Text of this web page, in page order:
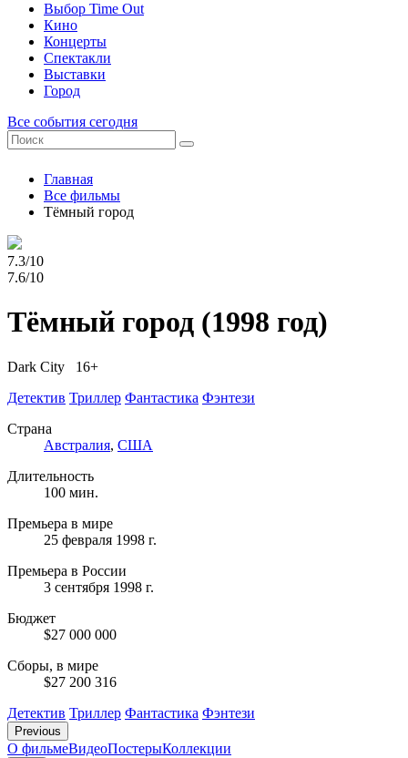
Выбор Time Out
Кино
Концерты
Спектакли
Выставки
Город
Все события сегодня
Главная
Все фильмы
Тёмный город
7.3/10
7.6/10
Тёмный город (1998 год)
Dark City 16+
Детектив Триллер Фантастика Фэнтези
Страна
Австралия, США
Длительность
100 мин.
Премьера в мире
25 февраля 1998 г.
Премьера в России
3 сентября 1998 г.
Бюджет
$27 000 000
Сборы, в мире
$27 200 316
Детектив Триллер Фантастика Фэнтези
Previous
О фильмеВидеоПостерыКоллекции